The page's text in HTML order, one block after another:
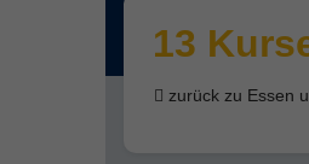
13
zurück zu Essen